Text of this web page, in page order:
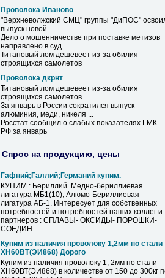
Проволока Иваново
"Верхневолжский СМЦ" группы "ДиПОС"
выпуск новой ...
Дело о мошенничестве при поставке метизов
направлено в суд
Титановый лом дешевеет из-за обилия
строящихся самолетов
Проволока дкрнт
Титановый лом дешевеет из-за обилия
строящихся самолетов
За январь в России сократился выпуск
алюминия, меди, никеля ...
Росстат сообщил о слабых показателях ГМК
РФ за январь
Спрос на продукцию, цены
Гафний;Галлий;Германий купим.
КУПИМ : Бериллий. Медно-бериллиевая
лигатура МБ1(10), Алюмо-Бериллиевая
лигатура АБ-1. Интересует для собственных
потребностей и потребностей наших коллег и
партнеров : СПЛАВЫ- ОКСИДЫ- ПОРОШКИ-
СОЕДИН...
Купим из наличия проволоку 1,2мм по стали
ХН60ВТ(ЭИ868) Дорого
Купим из наличия проволоку 1, 2мм по стали
ХН60ВТ(ЭИ868) в количестве от 150 до 300кг